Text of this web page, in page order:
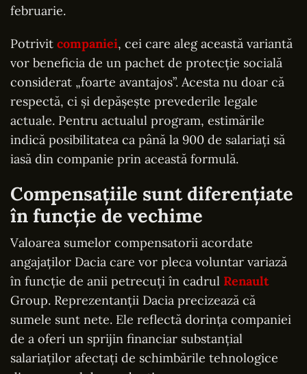
februarie.
Potrivit companiei, cei care aleg această variantă
vor beneficia de un pachet de protecție socială
considerat „foarte avantajos”. Acesta nu doar că
respectă, ci și depășește prevederile legale
actuale. Pentru actualul program, estimările
indică posibilitatea ca până la 900 de salariați să
iasă din companie prin această formulă.
Compensațiile sunt diferențiate
în funcție de vechime
Valoarea sumelor compensatorii acordate
angajaților Dacia care vor pleca voluntar variază
în funcție de anii petrecuți în cadrul Renault
Group. Reprezentanții Dacia precizează că
sumele sunt nete. Ele reflectă dorința companiei
de a oferi un sprijin financiar substanțial
salariaților afectați de schimbările tehnologice